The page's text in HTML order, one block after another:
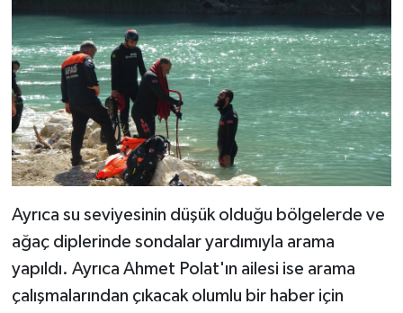
Ayrıca su seviyesinin düşük olduğu bölgelerde ve
ağaç diplerinde sondalar yardımıyla arama
yapıldı. Ayrıca Ahmet Polat'ın ailesi ise arama
çalışmalarından çıkacak olumlu bir haber için